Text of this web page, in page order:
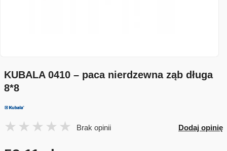
KUBALA 0410 – paca nierdzewna ząb długa
8*8
Brak opinii Dodaj opinię